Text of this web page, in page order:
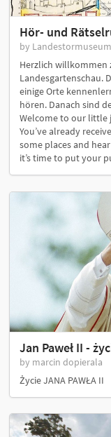
Hör- und
by Landestormuseum
Herzlich willkommen
Landesgartenschau.
einige Orte
hören. Danach sind
Welcome to our little
You’ve already
some places and
it’s time to put your
Jan Paweł II -
by marcin dopierala
Życie JANA PAWŁA II